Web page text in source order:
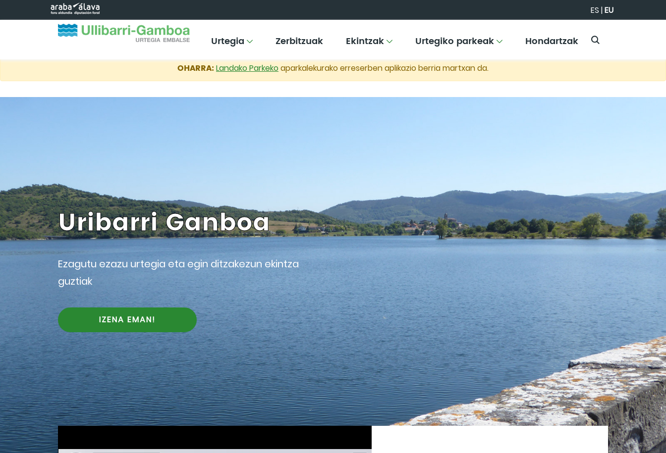
Eduki nagusira joan ES |EU
Urtegia Zerbitzuak Ekintzak Urtegiko parkeak Hondartzak
OHARRA: Landako Parkekoaparkalekurako erreserben aplikazio berria martxan da.
Uribarri Ganboa
Ezagutu ezazu urtegia eta egin ditzakezun ekintza
guztiak
IZENA EMAN!